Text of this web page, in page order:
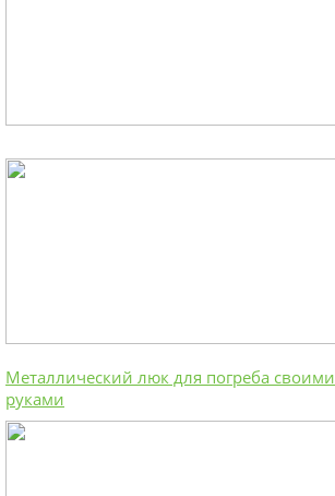
Металлический люк для погреба своими
руками